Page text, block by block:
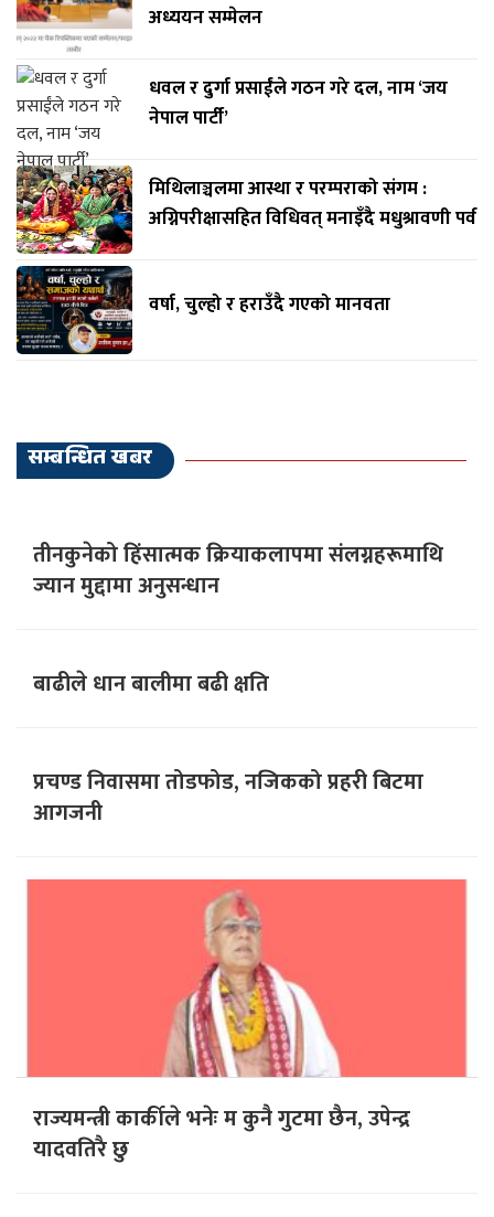
अध्ययन सम्मेलन
धवल र दुर्गा प्रसाईंले गठन गरे दल, नाम ‘जय
नेपाल पार्टी’
मिथिलाञ्चलमा आस्था र परम्पराको संगम :
अग्निपरीक्षासहित विधिवत् मनाइँदै मधुश्रावणी पर्व
वर्षा, चुल्हो र हराउँदै गएको मानवता
सम्बन्धित खबर
तीनकुनेको हिंसात्मक क्रियाकलापमा संलग्नहरूमाथि
ज्यान मुद्दामा अनुसन्धान
बाढीले धान बालीमा बढी क्षति
प्रचण्ड निवासमा तोडफोड, नजिकको प्रहरी बिटमा
आगजनी
राज्यमन्त्री कार्कीले भनेः म कुनै गुटमा छैन, उपेन्द्र
यादवतिरै छु